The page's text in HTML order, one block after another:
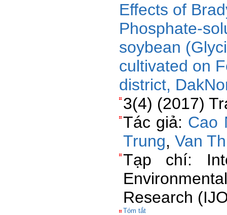
Effects of
Phosphate-
soybean
cultivated on
district,
3(4) (2017)
Tác giả: Cao
Trung, Van
Tạp chí:
Research
Tóm tắt